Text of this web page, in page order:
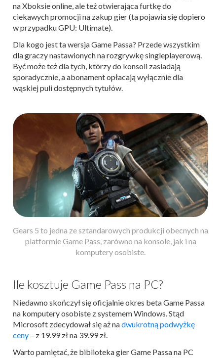
na Xboksie online, ale też otwierająca furtkę do
ciekawych promocji na zakup gier (ta pojawia się dopiero
w przypadku GPU: Ultimate).
Dla kogo jest ta wersja Game Passa? Przede wszystkim
dla graczy nastawionych na rozgrywkę singleplayerową.
Być może też dla tych, którzy do konsoli zasiadają
sporadycznie, a abonament opłacają wyłącznie dla
wąskiej puli dostępnych tytułów.
Gears 5 to jedna ze sztandarowych produkcji obecnych na
platformie Game Pass, zarówno na konsole, jak i na
komputery osobiste.
Ile kosztuje Game Pass na PC?
Niedawno skończył się oficjalnie okres beta Game Passa
na komputery osobiste z systemem Windows. Stąd
Microsoft zdecydował się aż nadwukrotną podwyżkę
ceny – z 19.99 zł na 39.99 zł.
Warto pamiętać, że biblioteka gier Game Passa na PC